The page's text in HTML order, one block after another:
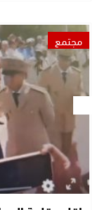
مجتمع